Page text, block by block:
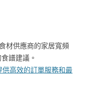
材供應商的家居寬頻
譜建議。
高效的訂單服務和最